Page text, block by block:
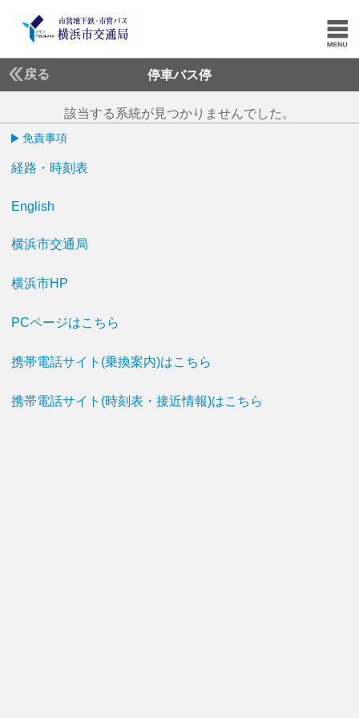
戻る 停車バス停
該当する系統が見つかりませんでした。
免責事項
経路・時刻表
English
横浜市交通局
横浜市HP
PCページはこちら
携帯電話サイト(乗換案内)はこちら
携帯電話サイト(時刻表・接近情報)はこちら